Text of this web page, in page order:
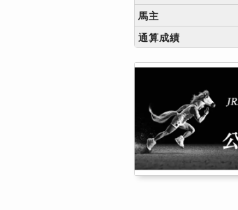
馬主
通算成績